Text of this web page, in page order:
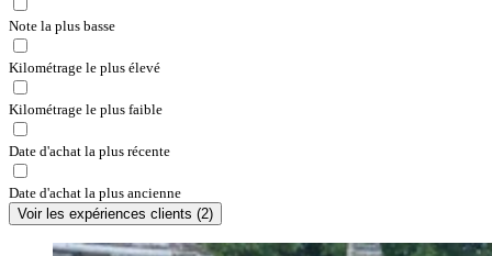
Note la plus basse
Kilométrage le plus élevé
Kilométrage le plus faible
Date d'achat la plus récente
Date d'achat la plus ancienne
Voir les expériences clients (2)